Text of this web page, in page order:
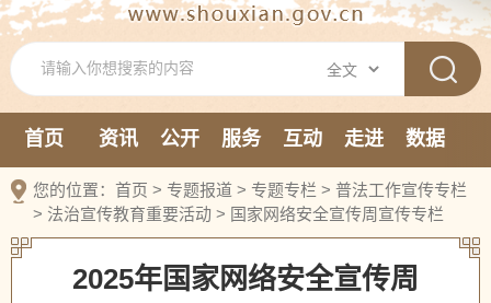
首页 资讯 公开 服务 互动 走进
数据
新媒体
您的位置： 首页 > 专题报道 > 专题专栏 > 普法工作宣传专栏
> 法治宣传教育重要活动 > 国家网络安全宣传周宣传专栏
2025年国家网络安全宣传周